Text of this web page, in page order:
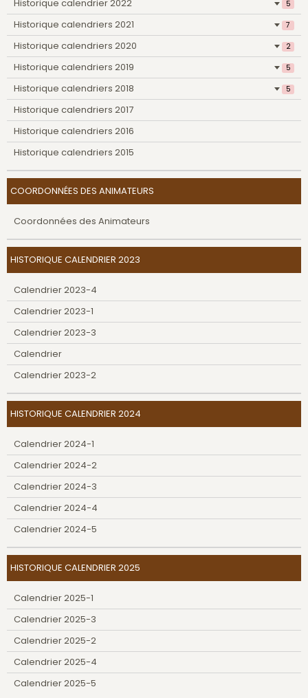
Historique calendrier 2022 5
Historique calendriers 2021 7
Historique calendriers 2020 2
Historique calendriers 2019 5
Historique calendriers 2018 5
Historique calendriers 2017
Historique calendriers 2016
Historique calendriers 2015
COORDONNÉES DES ANIMATEURS
Coordonnées des Animateurs
HISTORIQUE CALENDRIER 2023
Calendrier 2023-4
Calendrier 2023-1
Calendrier 2023-3
Calendrier
Calendrier 2023-2
HISTORIQUE CALENDRIER 2024
Calendrier 2024-1
Calendrier 2024-2
Calendrier 2024-3
Calendrier 2024-4
Calendrier 2024-5
HISTORIQUE CALENDRIER 2025
Calendrier 2025-1
Calendrier 2025-3
Calendrier 2025-2
Calendrier 2025-4
Calendrier 2025-5